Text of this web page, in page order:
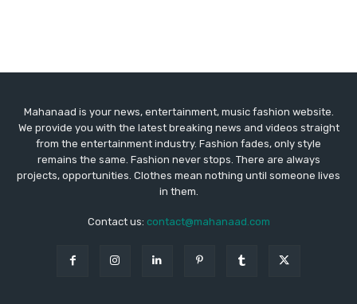
Mahanaad is your news, entertainment, music fashion website.
We provide you with the latest breaking news and videos straight
from the entertainment industry. Fashion fades, only style
remains the same. Fashion never stops. There are always
projects, opportunities. Clothes mean nothing until someone lives
in them.
Contact us: contact@mahanaad.com